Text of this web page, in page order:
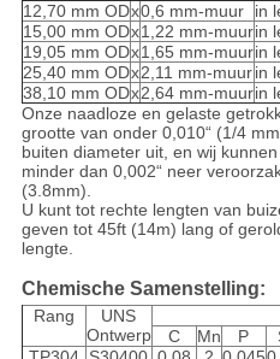
12,70 mm ODx0,6 mm-muur
in
15,00 mm ODx1,22 mm-muurin
19,05 mm ODx1,65 mm-muurin
25,40 mm ODx2,11 mm-muurin
38,10 mm ODx2,64 mm-muurin
Onze naadloze en gelaste
grootte van onder 0,010“ (1/4
buiten diameter uit, en wij
minder dan 0,002“ neer
(3.8mm).
U kunt tot rechte lengten van
geven tot 45ft (14m) lang of
lengte.
Chemische Samenstelling:
Rang
UNS
Ontwerp
C
Mn P